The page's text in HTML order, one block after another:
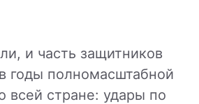
и часть защитников
годы полномасштабной
всей стране: удары по